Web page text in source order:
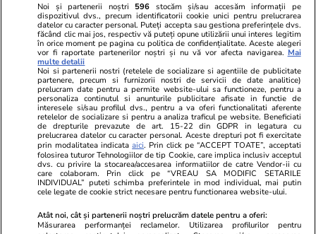
PARTENERI
Noi și partenerii noștri 596 stocăm și/sau accesăm informații pe
dispozitivul dvs., precum identificatorii cookie unici pentru prelucrarea
datelor cu caracter personal. Puteți accepta sau gestiona preferințele dvs.
făcând clic mai jos, respectiv vă puteți opune utilizării unui interes legitim
în orice moment pe pagina cu politica de confidențialitate. Aceste alegeri
vor fi raportate partenerilor noștri și nu vă vor afecta navigarea. Mai
multe detalii
Noi si partenerii nostri (retelele de socializare si agentiile de publicitate
partenere, precum si furnizorii nostri de servicii de date analitice)
prelucram date pentru a permite website-ului sa functioneze, pentru a
personaliza continutul si anunturile publicitare afisate in functie de
interesele si/sau profilul dvs., pentru a va oferi functionalitati aferente
retelelor de socializare si pentru a analiza traficul pe website. Beneficiati
de drepturile prevazute de art. 15-22 din GDPR in legatura cu
prelucrarea datelor cu caracter personal. Aceste drepturi pot fi exercitate
prin modalitatea indicataaici. Prin click pe “ACCEPT TOATE”, acceptati
folosirea tuturor Tehnologiilor de tip Cookie, care implica inclusiv acceptul
dvs. cu privire la stocarea/accesarea informatiilor de catre Vendor-ii cu
care colaboram. Prin click pe “VREAU SA MODIFIC SETARILE
INDIVIDUAL” puteti schimba preferintele in mod individual, mai putin
cele legate de cookie strict necesare pentru functionarea website-ului.
Atât noi, cât și partenerii noștri prelucrăm datele pentru a oferi:
Măsurarea performanței reclamelor. Utilizarea profilurilor pentru